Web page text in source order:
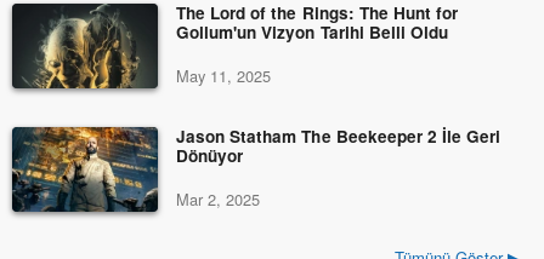
The Lord of the Rings: The Hunt for
Gollum'un Vizyon Tarihi Belli Oldu
May 11, 2025
Jason Statham The Beekeeper 2 İle Geri
Dönüyor
Mar 2, 2025